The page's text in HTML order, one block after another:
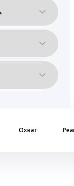
Охват